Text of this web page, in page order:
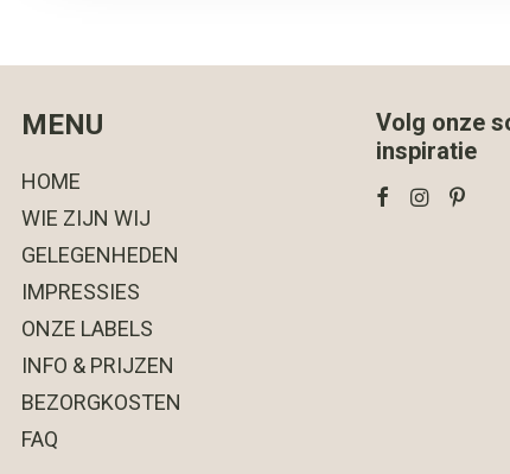
MENU
HOME
WIE ZIJN WIJ
GELEGENHEDEN
IMPRESSIES
ONZE LABELS
INFO & PRIJZEN
BEZORGKOSTEN
FAQ
Volg onze
inspiratie